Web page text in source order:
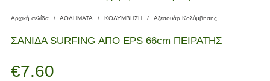
Αρχική σελίδα / ΑΘΛΗΜΑΤΑ / ΚΟΛΥΜΒΗΣΗ / Αξεσουάρ Κολύμβησης
ΣΑΝΙΔΑ SURFING ΑΠΟ EPS 66cm ΠΕΙΡΑΤΗΣ
€7.60